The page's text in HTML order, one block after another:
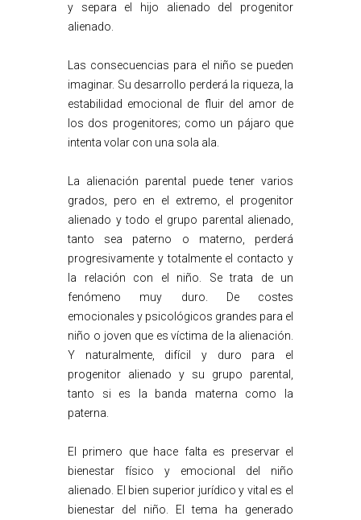
y separa el hijo alienado del progenitor
alienado.
Las consecuencias para el niño se pueden
imaginar. Su desarrollo perderá la riqueza, la
estabilidad emocional de fluir del amor de
los dos progenitores; como un pájaro que
intenta volar con una sola ala.
La alienación parental puede tener varios
grados, pero en el extremo, el progenitor
alienado y todo el grupo parental alienado,
tanto sea paterno o materno, perderá
progresivamente y totalmente el contacto y
la relación con el niño. Se trata de un
fenómeno muy duro. De costes
emocionales y psicológicos grandes para el
niño o joven que es víctima de la alienación.
Y naturalmente, difícil y duro para el
progenitor alienado y su grupo parental,
tanto si es la banda materna como la
paterna.
El primero que hace falta es preservar el
bienestar físico y emocional del niño
alienado. El bien superior jurídico y vital es el
bienestar del niño. El tema ha generado